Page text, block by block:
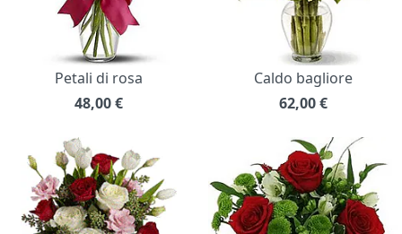
Petali di rosa
48,00€
Caldo bagliore
62,00€